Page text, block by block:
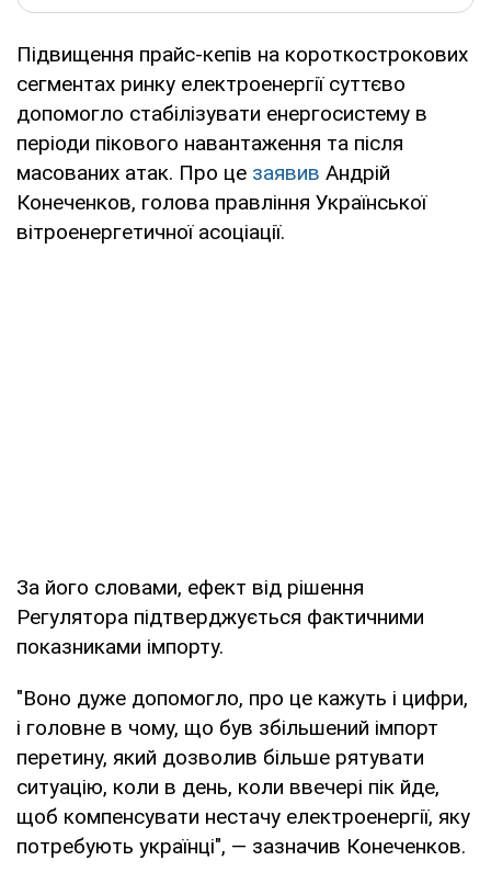
Підвищення прайс-кепів на короткострокових
сегментах ринку електроенергії суттєво
допомогло стабілізувати енергосистему в
періоди пікового навантаження та після
масованих атак. Про це заявив Андрій
Конеченков, голова правління Української
вітроенергетичної асоціації.
За його словами, ефект від рішення
Регулятора підтверджується фактичними
показниками імпорту.
"Воно дуже допомогло, про це кажуть і цифри,
і головне в чому, що був збільшений імпорт
перетину, який дозволив більше рятувати
ситуацію, коли в день, коли ввечері пік йде,
щоб компенсувати нестачу електроенергії, яку
потребують українці", — зазначив Конеченков.